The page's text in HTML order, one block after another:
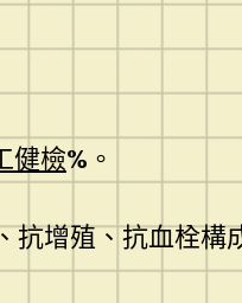
健檢%。
抗增殖、抗血栓構